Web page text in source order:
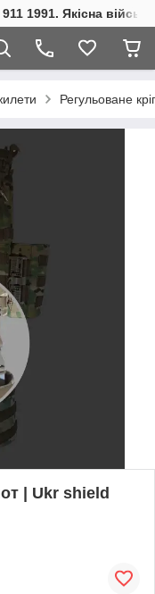
1991. Якісна
Регульоване
| Ukr shield